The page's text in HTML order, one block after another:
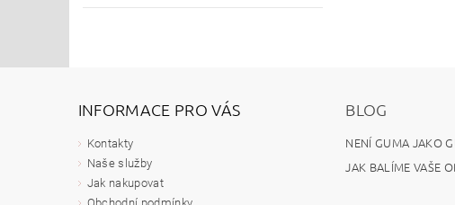
INFORMACE PRO VÁS
Kontakty
Naše služby
Jak nakupovat
BLOG
NENÍ GUMA JAKO
JAK BALÍME VAŠE